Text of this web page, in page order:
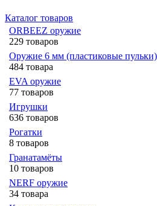
Каталог товаров
ORBEEZ оружие
229 товаров
Оружие 6 мм (пластиковые пульки)
484 товара
EVA оружие
77 товаров
Игрушки
636 товаров
Рогатки
8 товаров
Гранатамёты
10 товаров
NERF оружие
34 товара